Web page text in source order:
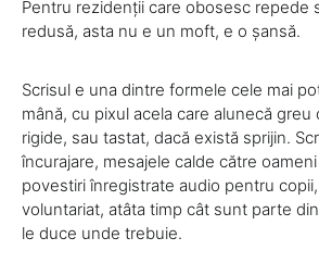
Pentru rezidenții care obosesc repede
redusă, asta nu e un moft, e o șansă.
Scrisul e una dintre formele cele mai
mână, cu pixul acela care alunecă
rigide, sau tastat, dacă există sprijin.
încurajare, mesajele calde către
povestiri înregistrate audio pentru
voluntariat, atâta timp cât sunt parte
le duce unde trebuie.